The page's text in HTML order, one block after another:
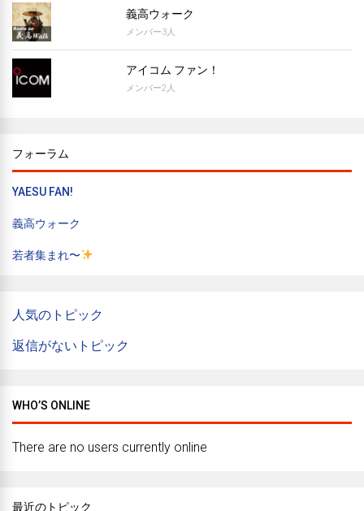
義高ウォーク
メンバー3人
アイコム ファン！
メンバー2人
フォーラム
YAESU FAN!
義高ウォーク
若者集まれ〜
人気のトピック
返信がないトピック
WHO’S ONLINE
There are no users currently online
最近のトピック